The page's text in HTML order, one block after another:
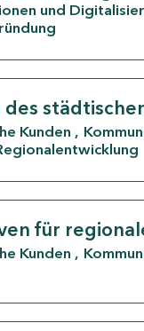
und
Kunden
für
Kunden